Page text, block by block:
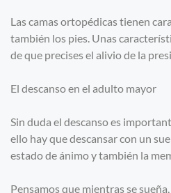
Las camas ortopédicas tienen
también los pies. Unas
de que precises el alivio de la
El descanso en el adulto mayor
Sin duda el descanso es
ello hay que descansar con un
estado de ánimo y también la
Pensamos que mientras se